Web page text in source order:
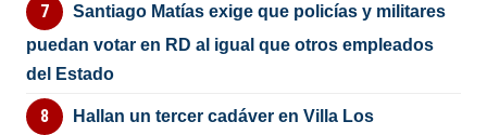
Santiago Matías exige que policías y militares
puedan votar en RD al igual que otros empleados
del Estado
Hallan un tercer cadáver en Villa Los